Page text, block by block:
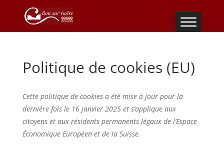
Politique de cookies (EU)
Cette politique de cookies a été mise à jour pour la
dernière fois le 16 janvier 2025 et s’applique aux
citoyens et aux résidents permanents légaux de l’Espace
Économique Européen et de la Suisse.